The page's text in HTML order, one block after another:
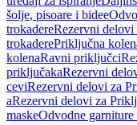
šolje, pisoare i bidee
trokadereRezervni delovi
trokaderePriključna
kolenaRavni priključci
priključakaRezervni
ceviRezervni delovi za
aRezervni delovi za
maskeOdvodne garniture